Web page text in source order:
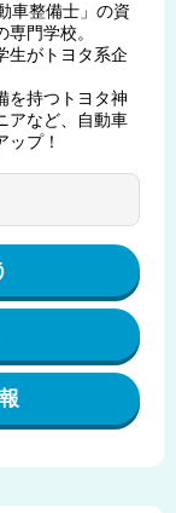
車整備士」の資
門学校。
生がトヨタ系企
を持つトヨタ神
アなど、自動車
プ！